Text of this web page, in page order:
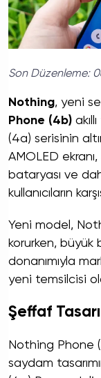
Son Düzenleme:
Nothing, yeni
Phone (4b)
(4a) serisinin
AMOLED
bataryası ve
kullanıcıların
Yeni model,
korurken,
donanımıyla
yeni temsilcisi
Şeffaf
Nothing Phone
saydam